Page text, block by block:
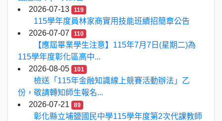
2026-07-13
119
115學年度員林家商實用技能班續招簡章公告
2026-07-07
110
【應屆畢業學生注意】115年7月7日(星期二)為
115學年度彰化區高中...
2026-08-05
101
檢送「115年金融知識線上競賽活動辦法」乙
份，敬請轉知師生報名...
2026-07-21
89
彰化縣立埔鹽國民中學115學年度第2次代課教師